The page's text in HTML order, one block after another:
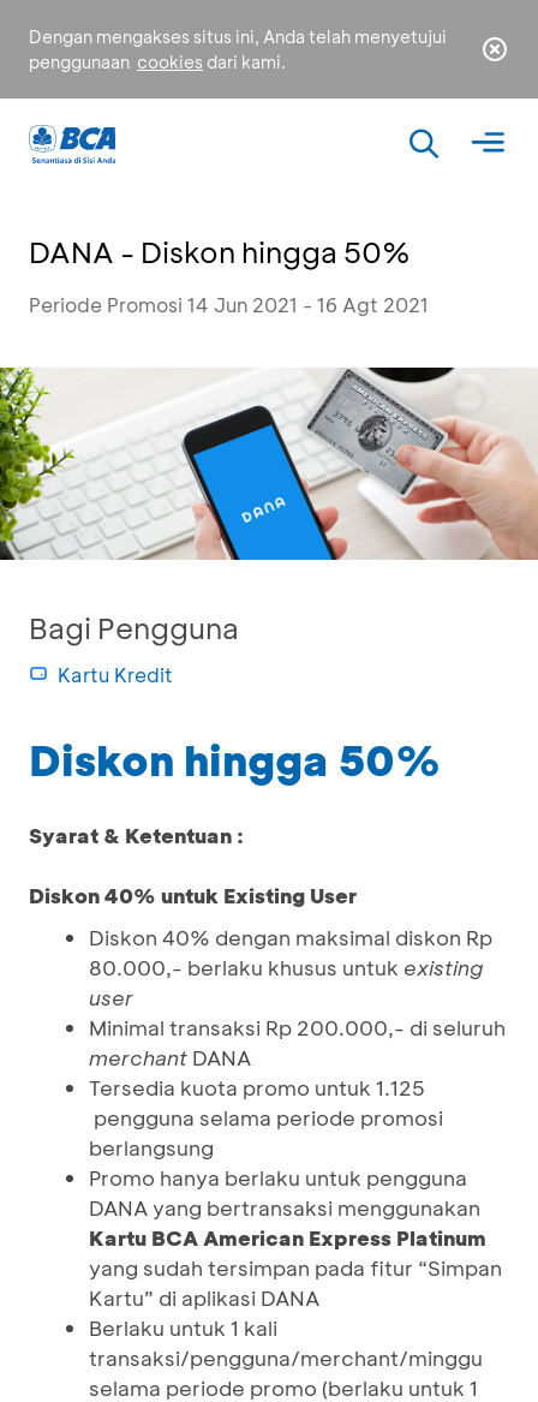
Dengan mengakses situs ini, Anda telah menyetujui
penggunaan cookies dari kami.
DANA - Diskon hingga 50%
Periode Promosi 14 Jun 2021 - 16 Agt 2021
Bagi Pengguna
Kartu Kredit
Diskon hingga 50%
Syarat & Ketentuan :
Diskon 40% untuk Existing User
Diskon 40% dengan maksimal diskon Rp
80.000,- berlaku khusus untuk existing
user
Minimal transaksi Rp 200.000,- di seluruh
merchant DANA
Tersedia kuota promo untuk 1.125
pengguna selama periode promosi
berlangsung
Promo hanya berlaku untuk pengguna
DANA yang bertransaksi menggunakan
Kartu BCA American Express Platinum
yang sudah tersimpan pada fitur “Simpan
Kartu” di aplikasi DANA
Berlaku untuk 1 kali
transaksi/pengguna/merchant/minggu
selama periode promo (berlaku untuk 1